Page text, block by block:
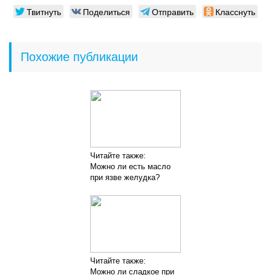
Твитнуть Поделиться Отправить Класснуть
Похожие публикации
Читайте также:
Можно ли есть масло
при язве желудка?
Читайте также:
Можно ли сладкое при